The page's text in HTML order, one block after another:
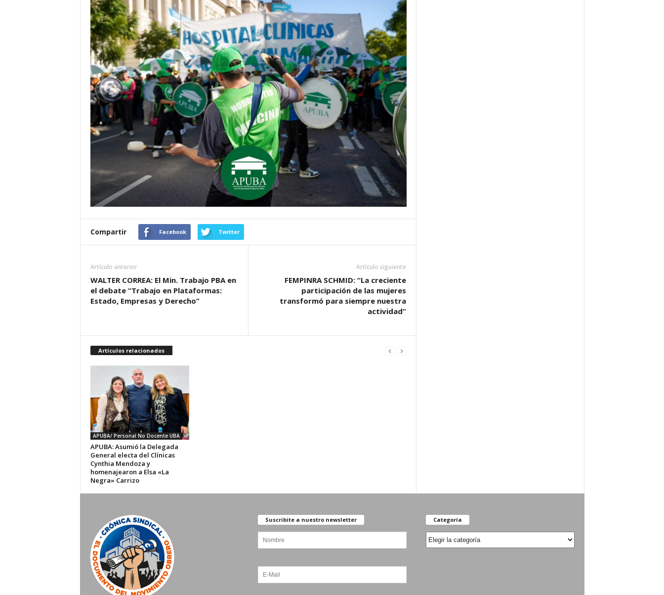
Compartir Facebook Twitter
Artículo anterior
WALTER CORREA: El Min. Trabajo PBA en
el debate “Trabajo en Plataformas:
Estado, Empresas y Derecho”
Artículo siguiente
FEMPINRA SCHMID: “La creciente
participación de las mujeres
transformó para siempre nuestra
actividad”
Artículos relacionados
APUBA/ Personal No Docente UBA
APUBA: Asumió la Delegada
General electa del Clínicas
Cynthia Mendoza y
homenajearon a Elsa «La
Negra» Carrizo
Suscribite a nuestro newsletter Categoría
Categoría